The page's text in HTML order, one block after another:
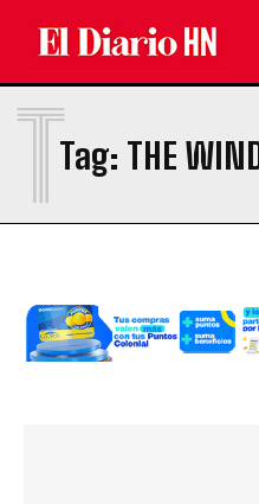
Tag: THE
T